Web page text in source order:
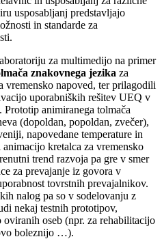
usposabljanj predstavljajo
in standarde za
za multimedijo na primer
znakovnega jezika za
vremensko napoved, ter prilagodili
uporabniških rešitev UEQ v
animiranega tolmača
(dopoldan, popoldan, zvečer),
napovedane temperature in
kretalca za vremensko
trend razvoja pa gre v smer
za prevajanje iz govora v
tovrstnih prevajalnikov.
nalog pa so v sodelovanju z
nekaj testnih prototipov,
oseb (npr. za rehabilitacijo
boleznijo …).